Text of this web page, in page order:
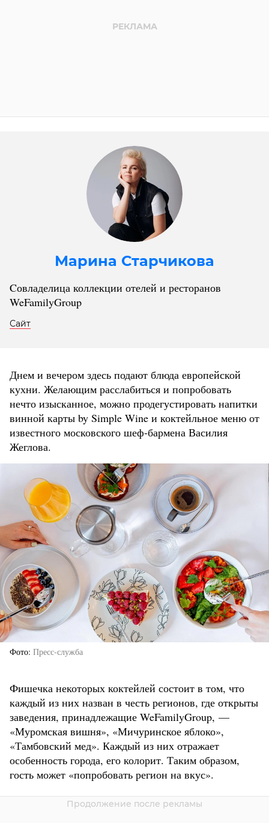
Марина Старчикова
Cовладелица коллекции отелей и ресторанов
WeFamilyGroup
Сайт
Днем и вечером здесь подают блюда европейской
кухни. Желающим расслабиться и попробовать
нечто изысканное, можно продегустировать напитки
винной карты by Simple Wine и коктейльное меню от
известного московского шеф-бармена Василия
Жеглова.
Фото Пресс-служба
Фишечка некоторых коктейлей состоит в том, что
каждый из них назван в честь регионов, где открыты
заведения, принадлежащие WeFamilyGroup, —
«Муромская вишня», «Мичуринское яблоко»,
«Тамбовский мед». Каждый из них отражает
особенность города, его колорит. Таким образом,
гость может «попробовать регион на вкус».